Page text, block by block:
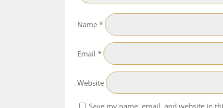
Name*
Email*
Website
Save my name, email, and website in